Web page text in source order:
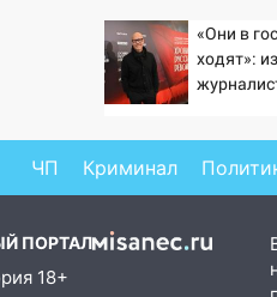
ограничат
улице Ефремова
готовы
увольняться, если
ДТП и
4,6 миллиона
«Они в
ходят»:
ЧП Криминал
ПОРТАЛ
18+